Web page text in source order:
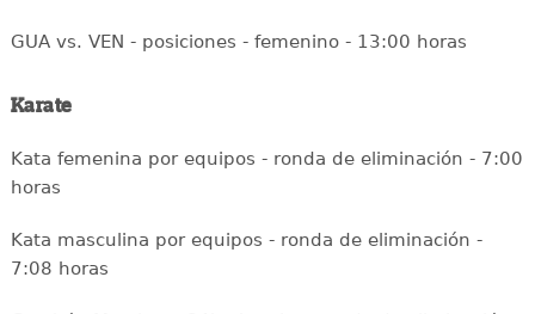
GUA vs. VEN - posiciones - femenino - 13:00 horas
Karate
Kata femenina por equipos - ronda de eliminación - 7:00
horas
Kata masculina por equipos - ronda de eliminación -
7:08 horas